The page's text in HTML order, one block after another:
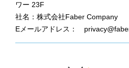
ワー 23F
社名：株式会社Faber Company
Eメールアドレス：